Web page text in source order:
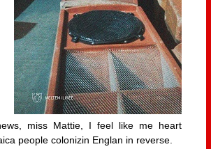
miss Mattie, I feel like me heart
people colonizin Englan in reverse.